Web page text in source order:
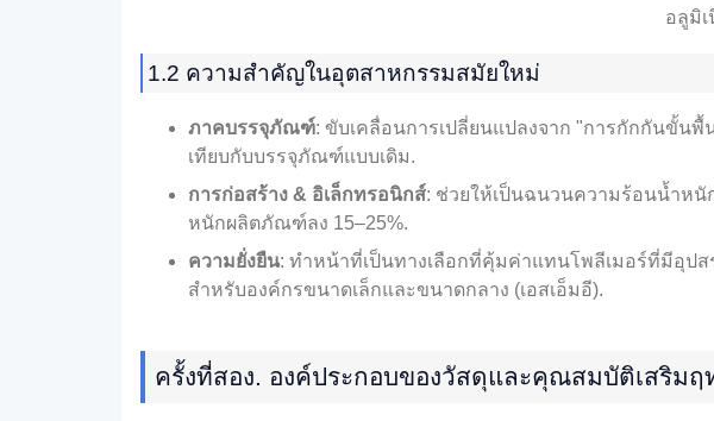
อลูมิ
1.2 ความสำคัญในอุตสาหกรรมสมัยใหม่
ภาคบรรจุภัณฑ์: ขับเคลื่อนการเปลี่ยนแปลงจาก "การกักกันขั้นพื้
เทียบกับบรรจุภัณฑ์แบบเดิม.
การก่อสร้าง & อิเล็กทรอนิกส์: ช่วยให้เป็นฉนวนความร้อนน้ำหนั
หนักผลิตภัณฑ์ลง 15–25%.
ความยั่งยืน: ทำหน้าที่เป็นทางเลือกที่คุ้มค่าแทนโพลีเมอร์ที่มีอุป
สำหรับองค์กรขนาดเล็กและขนาดกลาง (เอสเอ็มอี).
ครั้งที่สอง. องค์ประกอบของวัสดุและคุณสมบัติเสริม